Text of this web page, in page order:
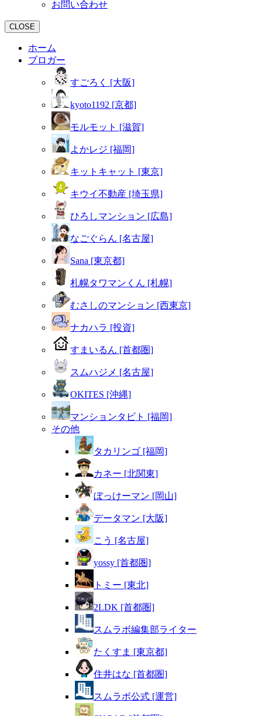
お問い合わせ
CLOSE
ホーム
ブロガー
すごろく [大阪]
kyoto1192 [京都]
モルモット [滋賀]
よかレジ [福岡]
キットキャット [東京]
キウイ不動産 [埼玉県]
ひろしマンション [広島]
なごぐらん [名古屋]
Sana [東京都]
札幌タワマンくん [札幌]
むさしのマンション [西東京]
ナカハラ [投資]
すまいるん [首都圏]
スムハジメ [名古屋]
OKITES [沖縄]
マンションタビト [福岡]
その他
タカリンゴ [福岡]
カネー [北関東]
ぼっけーマン [岡山]
データマン [大阪]
こう [名古屋]
yossy [首都圏]
トミー [東北]
2LDK [首都圏]
スムラボ編集部ライター
たくすま [東京都]
住井はな [首都圏]
スムラボ公式 [運営]